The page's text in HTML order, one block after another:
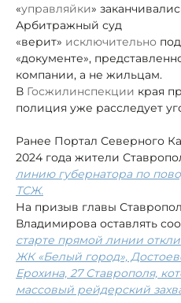
«управляйки»
Арбитражный суд
«верит» исключительно
«документе»,
компании, а не жильцам.
В Госжилинспекции края
полиция уже расследует
Ранее Портал Северного
2024 года жители
линию губернатора по
ТСЖ.
На призыв главы
Владимирова оставлять
старте прямой линии
ЖК «Белый город»,
Ерохина, 27 Ставрополя,
массовый рейдерский